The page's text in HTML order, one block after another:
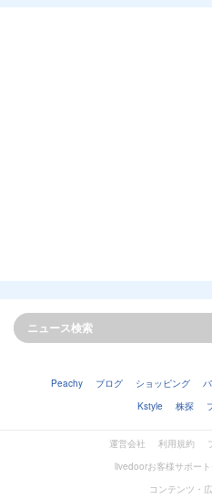
Peachy ブログ ショッピング
Kstyle
株探
運営会社 利用規約
livedoorお客様サポー
コンテンツ・